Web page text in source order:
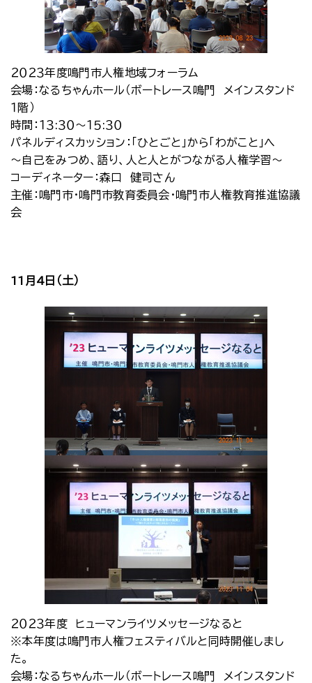
２０２３年度鳴門市人権地域フォーラム
会場：なるちゃんホール（ボートレース鳴門 メインスタンド
１階）
時間：１３:３０～１５:３０
パネルディスカッション：「ひとごと」から「わがこと」へ
～自己をみつめ、語り、人と人とがつながる人権学習～
コーディネーター：森口 健司さん
主催：鳴門市・鳴門市教育委員会・鳴門市人権教育推進協議
会
11月4日（土）
２０２３年度 ヒューマンライツメッセージなると
※本年度は鳴門市人権フェスティバルと同時開催しまし
た。
会場：なるちゃんホール（ボートレース鳴門 メインスタンド